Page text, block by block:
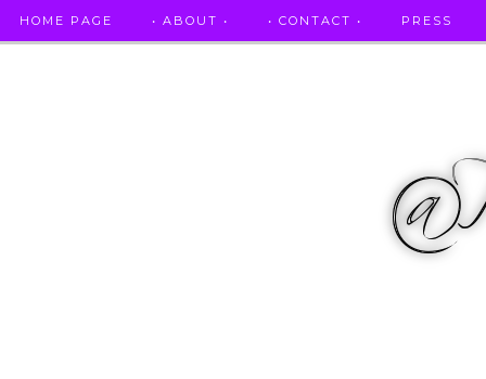
HOME PAGE • ABOUT • • CONTACT • PRESS